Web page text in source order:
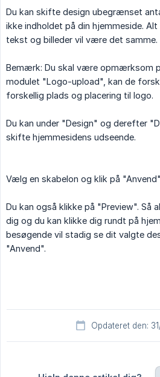
Du kan skifte design ubegrænset
ikke indholdet på din hjemmeside.
tekst og billeder vil være det samme.
Bemærk: Du skal være opmærksom
modulet "Logo-upload", kan de
forskellig plads og placering til logo.
Du kan under "Design" og derefter
skifte hjemmesidens udseende.
Vælg en skabelon og klik på
Du kan også klikke på "Preview". Så
dig og du kan klikke dig rundt på
besøgende vil stadig se dit valgte
"Anvend".
Opdateret den: